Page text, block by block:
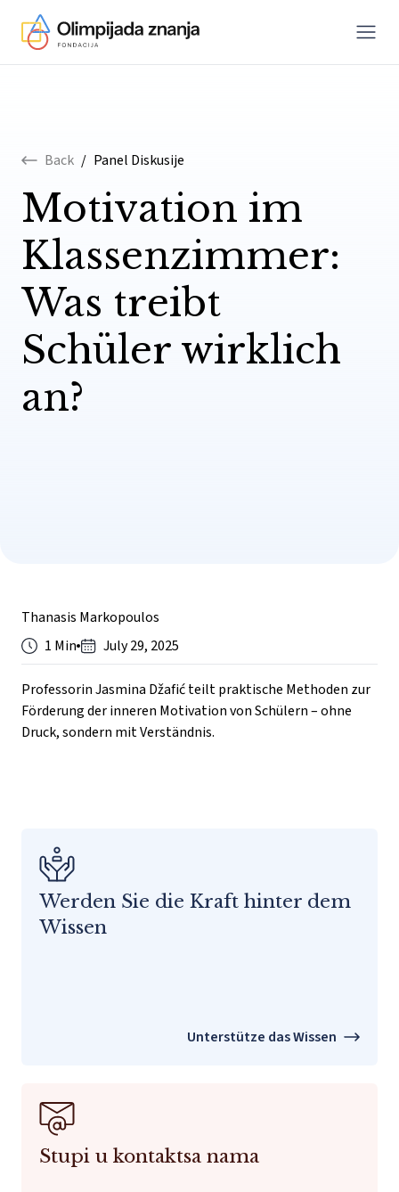
Menu
Back / Panel Diskusije
Motivation im
Klassenzimmer:
Was treibt
Schüler wirklich
an?
Thanasis Markopoulos
1 Min
July 29, 2025
Professorin Jasmina Džafić teilt praktische Methoden zur
Förderung der inneren Motivation von Schülern – ohne
Druck, sondern mit Verständnis.
Werden Sie die Kraft hinter dem
Wissen
Unterstütze das Wissen
Stupi u kontaktsa nama